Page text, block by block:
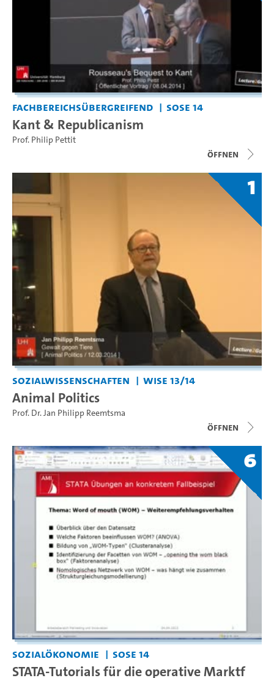
Fachbereichsübergreifend SoSe 14
Kant & Republicanism
Prof. Philip Pettit
Öffnen
1
Sozialwissenschaften WiSe 13/14
Animal Politics
Prof. Dr. Jan Philipp Reemtsma
Öffnen
6
Sozialökonomie SoSe 14
STATA-Tutorials für die operative Marktf